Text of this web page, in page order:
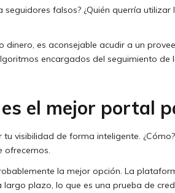
falsos? ¿Quién querría
es aconsejable acudir a un
encargados del seguimiento de
el mejor portal
visibilidad de forma inteligente.
la mejor opción. La
plazo, lo que es una prueba de